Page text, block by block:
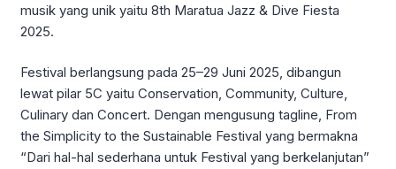
musik yang unik yaitu 8th Maratua Jazz & Dive Fiesta
2025.
Festival berlangsung pada 25–29 Juni 2025, dibangun
lewat pilar 5C yaitu Conservation, Community, Culture,
Culinary dan Concert. Dengan mengusung tagline, From
the Simplicity to the Sustainable Festival yang bermakna
“Dari hal-hal sederhana untuk Festival yang berkelanjutan”